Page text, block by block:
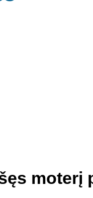
moterį